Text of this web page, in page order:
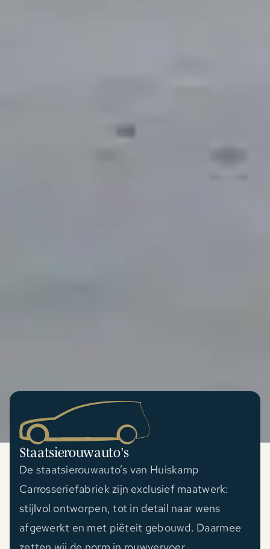
Staatsierouwauto's
De staatsierouwauto’s van Huiskamp
Carrosseriefabriek zijn exclusief maatwerk:
stijlvol ontworpen, tot in detail naar wens
afgewerkt en met piëteit gebouwd. Daarmee